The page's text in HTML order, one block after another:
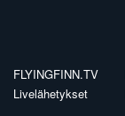
FLYINGFINN.TV
Livelähetykset